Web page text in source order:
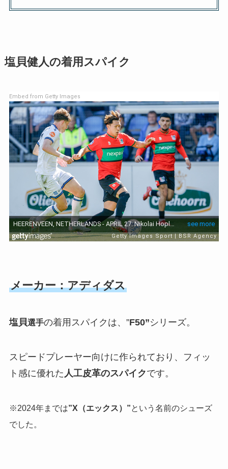
塩貝健人の着用スパイク
Embed from Getty Images
メーカー：アディダス
塩貝選手の着用スパイクは、”F50”シリーズ。
スピードプレーヤー向けに作られており、フィッ
ト感に優れた 人工皮革のスパイクです。
※2024年までは”X（エックス）”という名前のシューズ
でした。